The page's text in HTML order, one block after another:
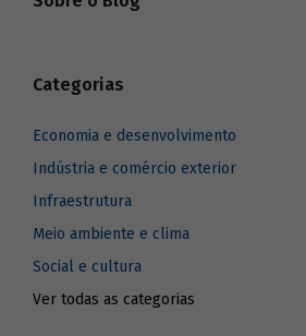
Categorias
Economia e desenvolvimento
Indústria e comércio exterior
Infraestrutura
Meio ambiente e clima
Social e cultura
Ver todas as categorias